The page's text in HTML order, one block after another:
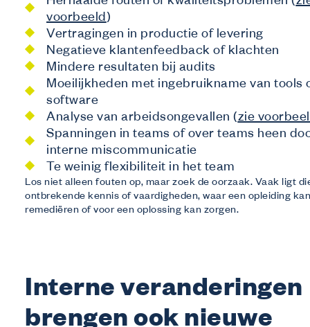
voorbeeld)
Vertragingen in productie of levering
Negatieve klantenfeedback of klachten
Mindere resultaten bij audits
Moeilijkheden met ingebruikname van tools
software
Analyse van arbeidsongevallen (zie
Spanningen in teams of over teams heen
interne miscommunicatie
Te weinig flexibiliteit in het team
Los niet alleen fouten op, maar zoek de oorzaak. Vaak ligt
ontbrekende kennis of vaardigheden, waar een opleiding kan
remediëren of voor een oplossing kan zorgen.
Interne veranderingen